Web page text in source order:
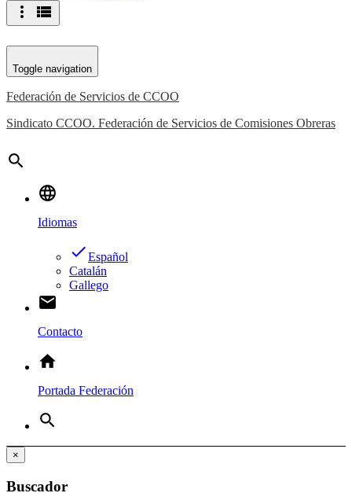
more_vert view_list
Toggle navigation
Federación de Servicios de CCOO
Sindicato CCOO. Federación de Servicios de Comisiones Obreras
search
language
Idiomas
doneEspañol
Catalán
Gallego
email
Contacto
home
Portada Federación
search
×
Buscador